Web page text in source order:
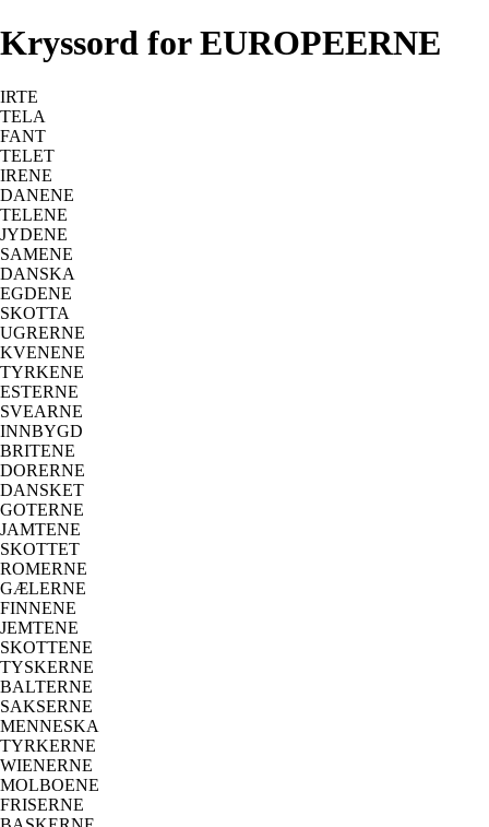
Kryssord for EUROPEERNE
IRTE
TELA
FANT
TELET
IRENE
DANENE
TELENE
JYDENE
SAMENE
DANSKA
EGDENE
SKOTTA
UGRERNE
KVENENE
TYRKENE
ESTERNE
SVEARNE
INNBYGD
BRITENE
DORERNE
DANSKET
GOTERNE
JAMTENE
SKOTTET
ROMERNE
GÆLERNE
FINNENE
JEMTENE
SKOTTENE
TYSKERNE
BALTERNE
SAKSERNE
MENNESKA
TYRKERNE
WIENERNE
MOLBOENE
FRISERNE